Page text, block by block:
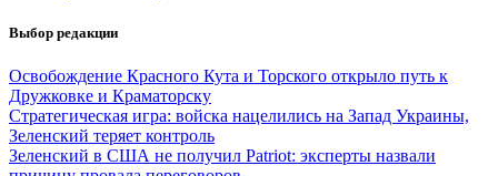
Выбор редакции
Освобождение Красного Кута и Торского открыло путь к
Дружковке и Краматорску
Стратегическая игра: войска нацелились на Запад Украины,
Зеленский теряет контроль
Зеленский в США не получил Patriot: эксперты назвали